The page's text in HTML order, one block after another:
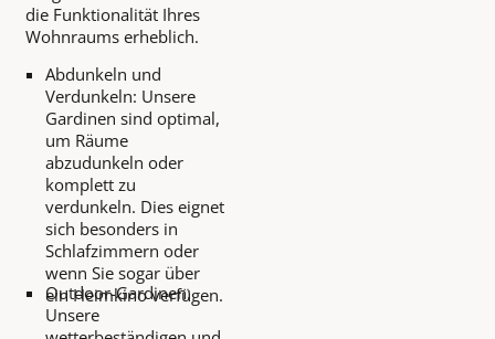
die Funktionalität Ihres
Wohnraums erheblich.
Abdunkeln und
Verdunkeln: Unsere
Gardinen sind optimal,
um Räume
abzudunkeln oder
komplett zu
verdunkeln. Dies eignet
sich besonders in
Schlafzimmern oder
wenn Sie sogar über
ein Heimkino verfügen.
Outdoor-Gardinen:
Unsere